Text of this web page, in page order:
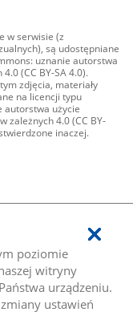
poziomie
witryny
urządzeniu.
ustawień
w serwisie (z
są udostępniane
uznanie autorstwa
(CC BY-SA 4.0).
zdjęcia, materiały
na licencji typu
autorstwa użycie
zależnych 4.0 (CC BY-
inaczej.